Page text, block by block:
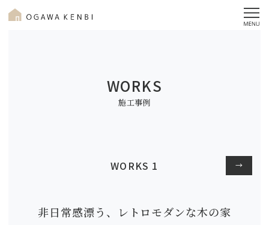
WORKS
施工事例
WORKS 1 →
非日常感漂う、レトロモダンな木の家